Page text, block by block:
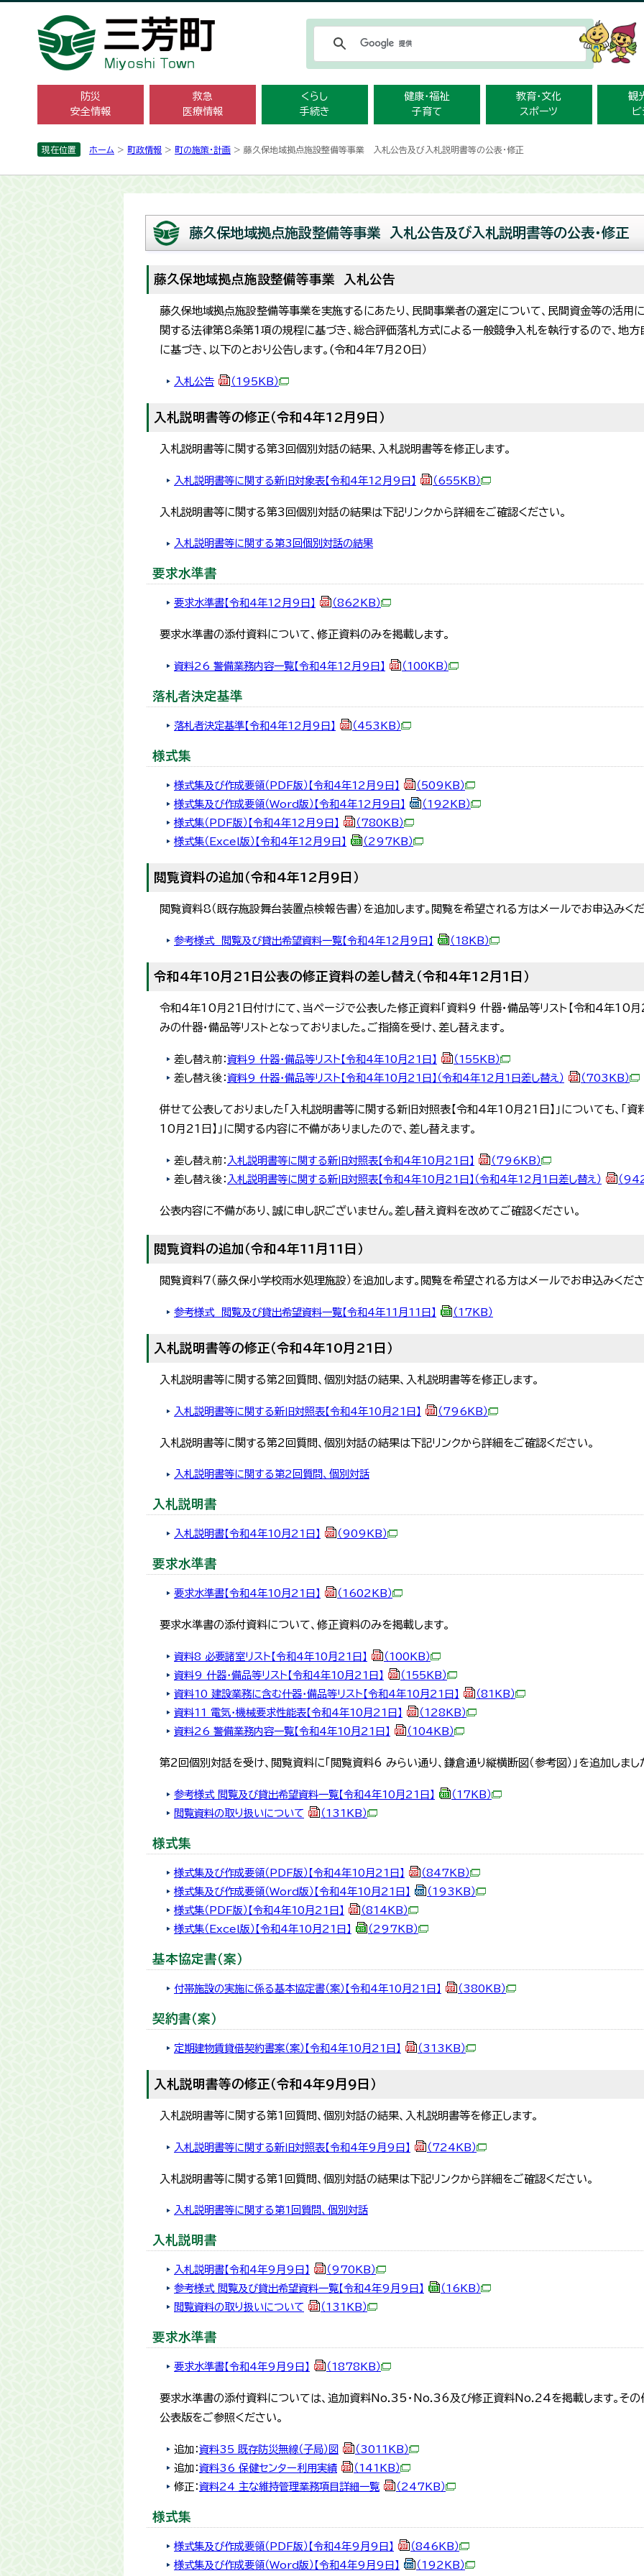
防災
安全情報
救急
医療情報
くらし
手続き
健康・福祉
子育て
教育・文化
スポーツ
観
現在位置 ホーム > 町政情報 > 町の施策・計画 > 藤久保地域拠点施設整備等事業 入札公告及び入札説明書等の公表・修正
藤久保地域拠点施設整備等事業 入札公告及び入札説明書等の公表・修正
藤久保地域拠点施設整備等事業 入札公告
藤久保地域拠点施設整備等事業を実施するにあたり、民間事業者の選定について、民間資金等の活用
関する法律第8条第1項の規程に基づき、総合評価落札方式による一般競争入札を執行するので、地
に基づき、以下のとおり公告します。(令和4年7月20日）
入札公告 （195KB）
入札説明書等の修正（令和4年12月9日）
入札説明書等に関する第3回個別対話の結果、入札説明書等を修正します。
入札説明書等に関する新旧対象表【令和4年12月9日】 （655KB）
入札説明書等に関する第3回個別対話の結果は下記リンクから詳細をご確認ください。
入札説明書等に関する第3回個別対話の結果
要求水準書
要求水準書【令和4年12月9日】 （862KB）
要求水準書の添付資料について、修正資料のみを掲載します。
資料26 警備業務内容一覧【令和4年12月9日】 （100KB）
落札者決定基準
落札者決定基準【令和4年12月9日】 （453KB）
様式集
様式集及び作成要領（PDF版）【令和4年12月9日】
（509KB）
様式集及び作成要領（Word版）【令和4年12月9日】
（192KB）
様式集（PDF版）【令和4年12月9日】
（780KB）
様式集（Excel版）【令和4年12月9日】
（297KB）
閲覧資料の追加（令和4年12月9日）
閲覧資料8（既存施設舞台装置点検報告書）を追加します。閲覧を希望される方はメールでお申込みくだ
参考様式 閲覧及び貸出希望資料一覧【令和4年12月9日】 （18KB）
令和4年10月21日公表の修正資料の差し替え（令和4年12月1日）
令和4年10月21日付けにて、当ページで公表した修正資料「資料9 什器・備品等リスト【令和4年10月
みの什器・備品等リストとなっておりました。ご指摘を受け、差し替えます。
差し替え前：資料9 什器・備品等リスト【令和4年10月21日】
（155KB）
差し替え後：資料9 什器・備品等リスト【令和4年10月21日】（令和4年12月1日差し替え） （703KB）
併せて公表しておりました「入札説明書等に関する新旧対照表【令和4年10月21日】」についても、「資
10月21日】」に関する内容に不備がありましたので、差し替えます。
差し替え前： 入札説明書等に関する新旧対照表【令和4年10月21日】
（796KB）
差し替え後： 入札説明書等に関する新旧対照表【令和4年10月21日】（令和4年12月1日差し替え） （
公表内容に不備があり、誠に申し訳ございません。差し替え資料を改めてご確認ください。
閲覧資料の追加（令和4年11月11日）
閲覧資料7（藤久保小学校雨水処理施設）を追加します。閲覧を希望される方はメールでお申込みくださ
参考様式 閲覧及び貸出希望資料一覧【令和4年11月11日】 （17KB）
入札説明書等の修正（令和4年10月21日）
入札説明書等に関する第2回質問、個別対話の結果、入札説明書等を修正します。
入札説明書等に関する新旧対照表【令和4年10月21日】 （796KB）
入札説明書等に関する第2回質問、個別対話の結果は下記リンクから詳細をご確認ください。
入札説明書等に関する第2回質問、個別対話
入札説明書
入札説明書【令和4年10月21日】 （909KB）
要求水準書
要求水準書【令和4年10月21日】 （1602KB）
要求水準書の添付資料について、修正資料のみを掲載します。
資料8 必要諸室リスト【令和4年10月21日】
（100KB）
資料9 什器・備品等リスト【令和4年10月21日】
（155KB）
資料10 建設業務に含む什器・備品等リスト【令和4年10月21日】
（81KB）
資料11 電気・機械要求性能表【令和4年10月21日】
（128KB）
資料26 警備業務内容一覧【令和4年10月21日】
（104KB）
第2回個別対話を受け、閲覧資料に「閲覧資料6 みらい通り、鎌倉通り縦横断図（参考図）」を追加しまし
参考様式 閲覧及び貸出希望資料一覧【令和4年10月21日】
（17KB）
閲覧資料の取り扱いについて
（131KB）
様式集
様式集及び作成要領（PDF版）【令和4年10月21日】
（847KB）
様式集及び作成要領（Word版）【令和4年10月21日】
（193KB）
様式集（PDF版）【令和4年10月21日】
（814KB）
様式集（Excel版）【令和4年10月21日】
（297KB）
基本協定書（案）
付帯施設の実施に係る基本協定書（案）【令和4年10月21日】 （380KB）
契約書（案）
定期建物賃貸借契約書案（案）【令和4年10月21日】 （313KB）
入札説明書等の修正（令和4年9月9日）
入札説明書等に関する第1回質問、個別対話の結果、入札説明書等を修正します。
入札説明書等に関する新旧対照表【令和4年9月9日】 （724KB）
入札説明書等に関する第1回質問、個別対話の結果は下記リンクから詳細をご確認ください。
入札説明書等に関する第1回質問、個別対話
入札説明書
入札説明書【令和4年9月9日】
（970KB）
参考様式 閲覧及び貸出希望資料一覧【令和4年9月9日】
（16KB）
閲覧資料の取り扱いについて
（131KB）
要求水準書
要求水準書【令和4年9月9日】 （1878KB）
要求水準書の添付資料については、追加資料No.35・No.36及び修正資料No.24を掲載します。そ
公表版をご参照ください。
追加：資料35 既存防災無線（子局）図
（3011KB）
追加：資料36 保健センター利用実績
（141KB）
修正：資料24 主な維持管理業務項目詳細一覧 （247KB）
様式集
様式集及び作成要領（PDF版）【令和4年9月9日】
（846KB）
様式集及び作成要領（Word版）【令和4年9月9日】
（192KB）